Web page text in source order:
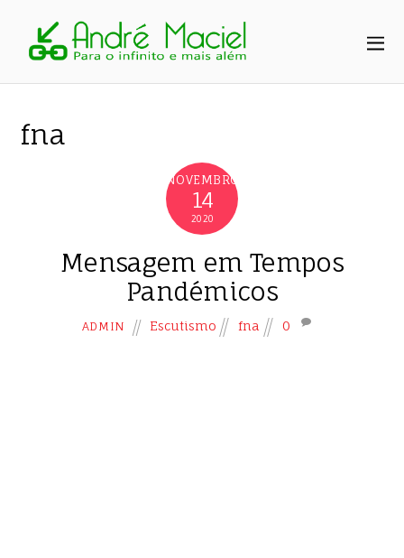
fna
NOVEMBRO
14
2020
Mensagem em Tempos
Pandémicos
ADMIN Escutismo fna 0